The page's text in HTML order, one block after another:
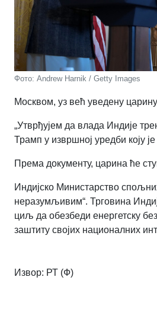
Фото: Andrew Harnik / Getty Images
Москвом, уз већ уведену
„Утврђујем да влада Индије
Трамп у извршној уредби коју
Према документу, царина ће
Индијско Министарство
неразумљивим“. Трговина
циљ да обезбеди енергетску
заштиту својих националних
Извор: РТ (Ф)